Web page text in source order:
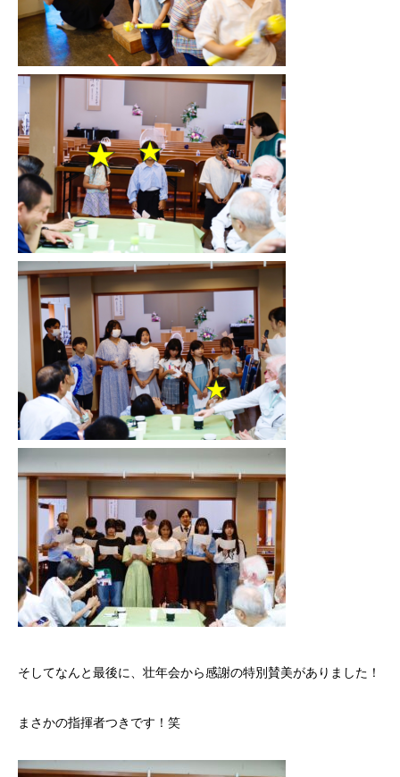
そしてなんと最後に、壮年会から感謝の特別賛美がありました！
まさかの指揮者つきです！笑